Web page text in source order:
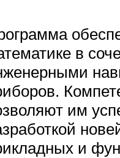
в
им
и